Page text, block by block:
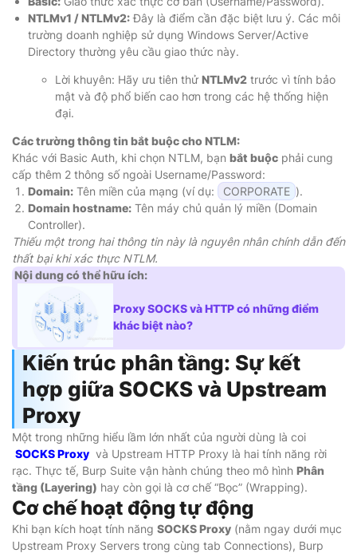
NTLMv1 / NTLMv2:Đây là điểm cần đặc biệt lưu ý. Các môi
trường doanh nghiệp sử dụng Windows Server/Active
Directory thường yêu cầu giao thức này.
Lời khuyên: Hãy ưu tiên thử NTLMv2 trước vì tính bảo
mật và độ phổ biến cao hơn trong các hệ thống hiện
đại.
Các trường thông tin bắt buộc cho NTLM:
Khác với Basic Auth, khi chọn NTLM, bạn bắt buộc phải cung
cấp thêm 2 thông số ngoài Username/Password:
Domain: Tên miền của mạng (ví dụ: CORPORATE ).
Domain hostname: Tên máy chủ quản lý miền (Domain
Controller).
Thiếu một trong hai thông tin này là nguyên nhân chính dẫn đến
thất bại khi xác thực NTLM.
Nội dung có thể hữu ích:
Proxy SOCKS và HTTP có những điểm
khác biệt nào?
Kiến trúc phân tầng: Sự kết
hợp giữa SOCKS và Upstream
Proxy
Một trong những hiểu lầm lớn nhất của người dùng là coi
SOCKS Proxy và Upstream HTTP Proxy là hai tính năng rời
rạc. Thực tế, Burp Suite vận hành chúng theo mô hình Phân
tầng (Layering) hay còn gọi là cơ chế “Bọc” (Wrapping).
Cơ chế hoạt động tự động
Khi bạn kích hoạt tính năng SOCKS Proxy (nằm ngay dưới mục
Upstream Proxy Servers trong cùng tab Connections), Burp